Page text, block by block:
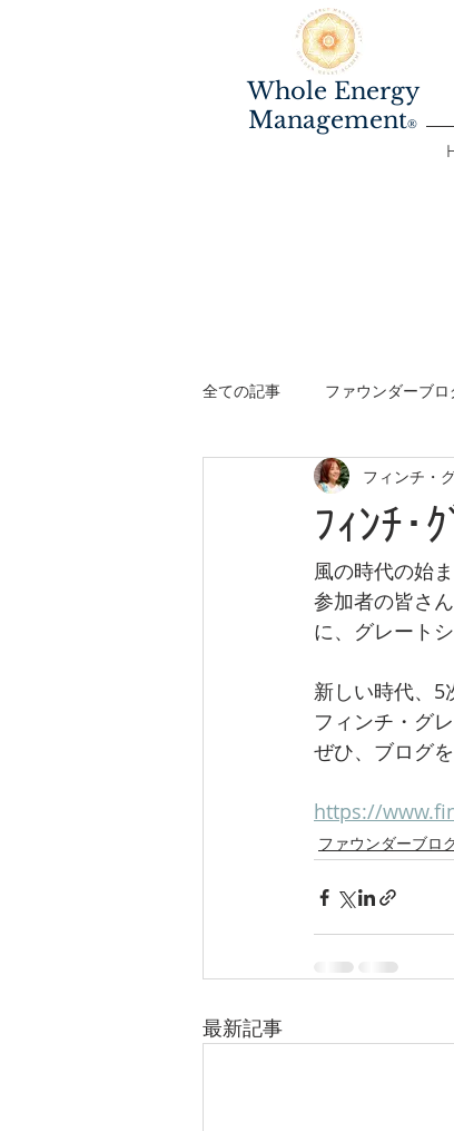
Whole Energy
Management®️
全ての記事 ファウンダーブロ
ファシリテーターワークシ
ﾌｨﾝﾁ･
フィンチ・
風の時代の始
参加者の皆さ
に、グレート
新しい時代、5
フィンチ・グ
ぜひ、ブログ
https://
ファウンダーブロ
最新記事